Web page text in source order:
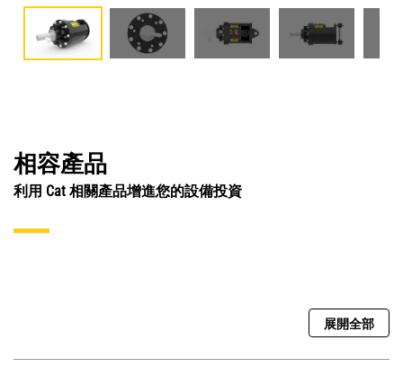
相容產品
利用 Cat 相關產品增進您的設備投資
展開全部